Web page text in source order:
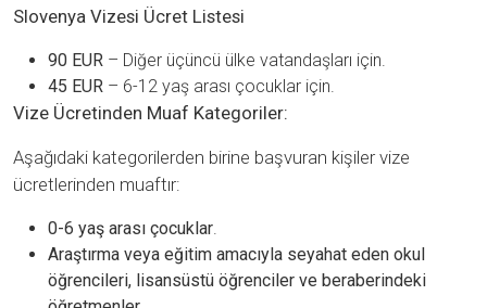
Slovenya Vizesi Ücret Listesi
90 EUR – Diğer üçüncü ülke vatandaşları için.
45 EUR – 6-12 yaş arası çocuklar için.
Vize Ücretinden Muaf Kategoriler:
Aşağıdaki kategorilerden birine başvuran kişiler vize
ücretlerinden muaftır:
0-6 yaş arası çocuklar.
Araştırma veya eğitim amacıyla seyahat eden okul
öğrencileri, lisansüstü öğrenciler ve beraberindeki